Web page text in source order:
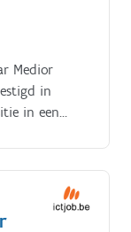
Medior
in
in een
bereidt
deze uit;Je